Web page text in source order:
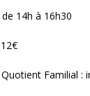
14h à 16h30
Familial :